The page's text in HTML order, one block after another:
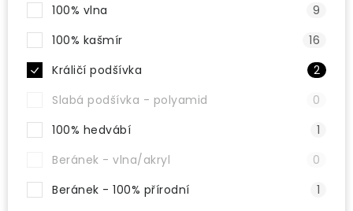
100% vlna
9
100% kašmír
16
Králičí podšívka
2
Slabá podšívka - polyamid
0
100% hedvábí
1
Beránek - vlna/akryl
0
Beránek - 100% přírodní
1